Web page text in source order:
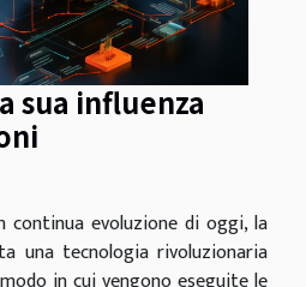
sua influenza
continua evoluzione di oggi, la
una tecnologia rivoluzionaria